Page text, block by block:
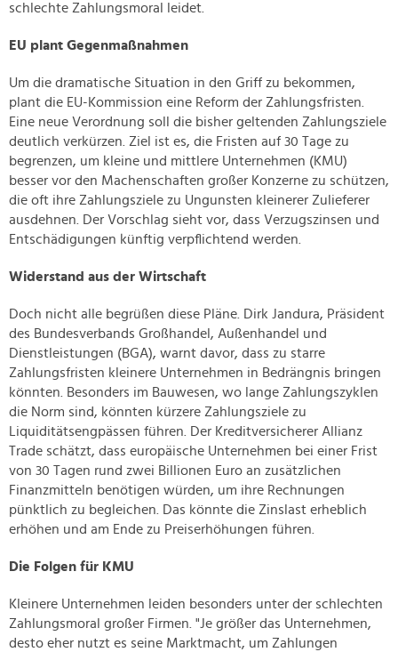
schlechte Zahlungsmoral leidet.
EU plant Gegenmaßnahmen
Um die dramatische Situation in den Griff zu bekommen,
plant die EU-Kommission eine Reform der Zahlungsfristen.
Eine neue Verordnung soll die bisher geltenden Zahlungsziele
deutlich verkürzen. Ziel ist es, die Fristen auf 30 Tage zu
begrenzen, um kleine und mittlere Unternehmen (KMU)
besser vor den Machenschaften großer Konzerne zu schützen,
die oft ihre Zahlungsziele zu Ungunsten kleinerer Zulieferer
ausdehnen. Der Vorschlag sieht vor, dass Verzugszinsen und
Entschädigungen künftig verpflichtend werden.
Widerstand aus der Wirtschaft
Doch nicht alle begrüßen diese Pläne. Dirk Jandura, Präsident
des Bundesverbands Großhandel, Außenhandel und
Dienstleistungen (BGA), warnt davor, dass zu starre
Zahlungsfristen kleinere Unternehmen in Bedrängnis bringen
könnten. Besonders im Bauwesen, wo lange Zahlungszyklen
die Norm sind, könnten kürzere Zahlungsziele zu
Liquiditätsengpässen führen. Der Kreditversicherer Allianz
Trade schätzt, dass europäische Unternehmen bei einer Frist
von 30 Tagen rund zwei Billionen Euro an zusätzlichen
Finanzmitteln benötigen würden, um ihre Rechnungen
pünktlich zu begleichen. Das könnte die Zinslast erheblich
erhöhen und am Ende zu Preiserhöhungen führen.
Die Folgen für KMU
Kleinere Unternehmen leiden besonders unter der schlechten
Zahlungsmoral großer Firmen. "Je größer das Unternehmen,
desto eher nutzt es seine Marktmacht, um Zahlungen